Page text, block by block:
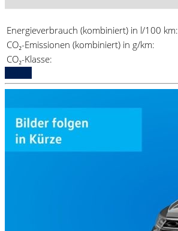
Energieverbrauch (kombiniert) in l/100 km:
CO₂-Emissionen (kombiniert) in g/km:
CO₂-Klasse: